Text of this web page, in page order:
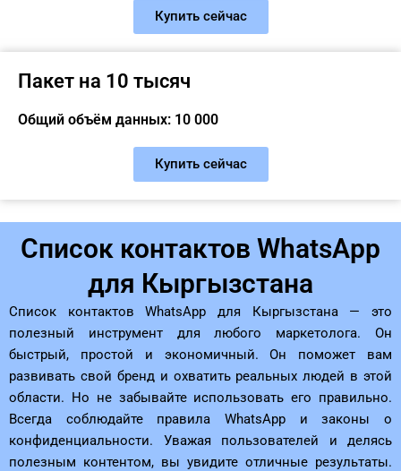
Купить сейчас
Пакет на 10 тысяч
Общий объём данных: 10 000
Купить сейчас
Список контактов WhatsApp
для Кыргызстана
Список контактов WhatsApp для Кыргызстана — это
полезный инструмент для любого маркетолога. Он
быстрый, простой и экономичный. Он поможет вам
развивать свой бренд и охватить реальных людей в этой
области. Но не забывайте использовать его правильно.
Всегда соблюдайте правила WhatsApp и законы о
конфиденциальности. Уважая пользователей и делясь
полезным контентом, вы увидите отличные результаты.